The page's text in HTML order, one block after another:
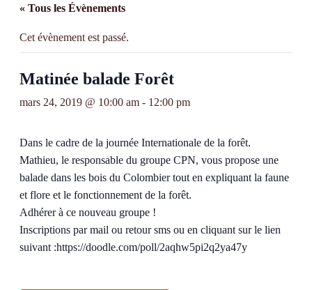
« Tous les Évènements
Cet évènement est passé.
Matinée balade Forêt
mars 24, 2019 @ 10:00 am - 12:00 pm
Dans le cadre de la journée Internationale de la forêt.
Mathieu, le responsable du groupe CPN, vous propose une
balade dans les bois du Colombier tout en expliquant la faune
et flore et le fonctionnement de la forêt.
Adhérer à ce nouveau groupe !
Inscriptions par mail ou retour sms ou en cliquant sur le lien
suivant :https://doodle.com/poll/2aqhw5pi2q2ya47y